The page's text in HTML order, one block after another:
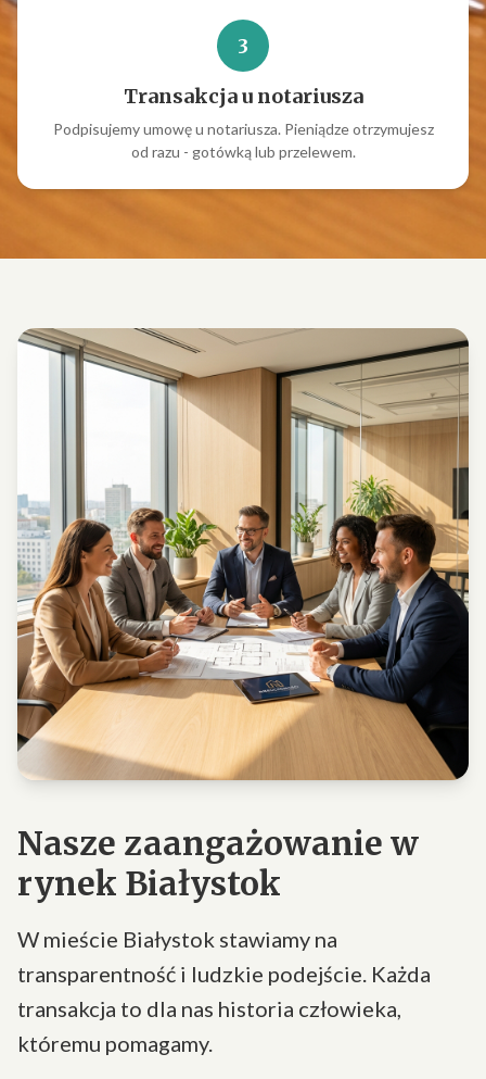
3
Transakcja u notariusza
Podpisujemy umowę u notariusza. Pieniądze otrzymujesz
od razu - gotówką lub przelewem.
Nasze zaangażowanie w
rynek Białystok
W mieście Białystok stawiamy na
transparentność i ludzkie podejście. Każda
transakcja to dla nas historia człowieka,
któremu pomagamy.